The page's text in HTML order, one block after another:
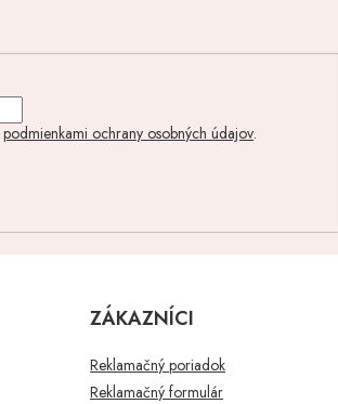
podmienkami ochrany osobných údajov.
ZÁKAZNÍCI
Reklamačný poriadok
Reklamačný formulár